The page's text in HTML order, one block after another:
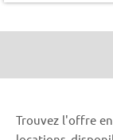
Trouvez l'offre en